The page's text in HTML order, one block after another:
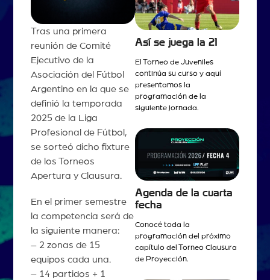
Tras una primera
reunión de Comité
Ejecutivo de la
Asociación del Fútbol
Argentino en la que se
definió la temporada
2025 de la Liga
Profesional de Fútbol,
se sorteó dicho fixture
de los Torneos
Apertura y Clausura.
En el primer semestre
la competencia será de
la siguiente manera:
– 2 zonas de 15
equipos cada una.
– 14 partidos + 1
Así se juega la 21
El Torneo de Juveniles
continúa su curso y aquí
presentamos la
programación de la
siguiente jornada.
Agenda de la cuarta
fecha
Conocé toda la
programación del próximo
capítulo del Torneo Clausura
de Proyección.